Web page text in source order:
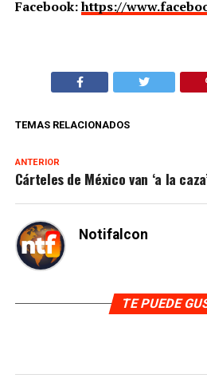
Facebook:https://
TEMAS RELACIONADOS
ANTERIOR
Cárteles de México van ‘a la
Notifalcon
TE PUEDE